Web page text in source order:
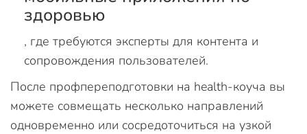
здоровью
, где требуются эксперты для контента и
сопровождения пользователей.
После профпереподготовки на health-коуча вы
можете совмещать несколько направлений
одновременно или сосредоточиться на узкой